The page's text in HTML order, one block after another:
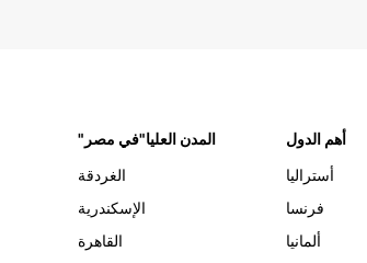
"المدن العليا"في مصر
الغردقة
الإسكندرية
القاهرة
أهم الدول
أستراليا
فرنسا
ألمانيا